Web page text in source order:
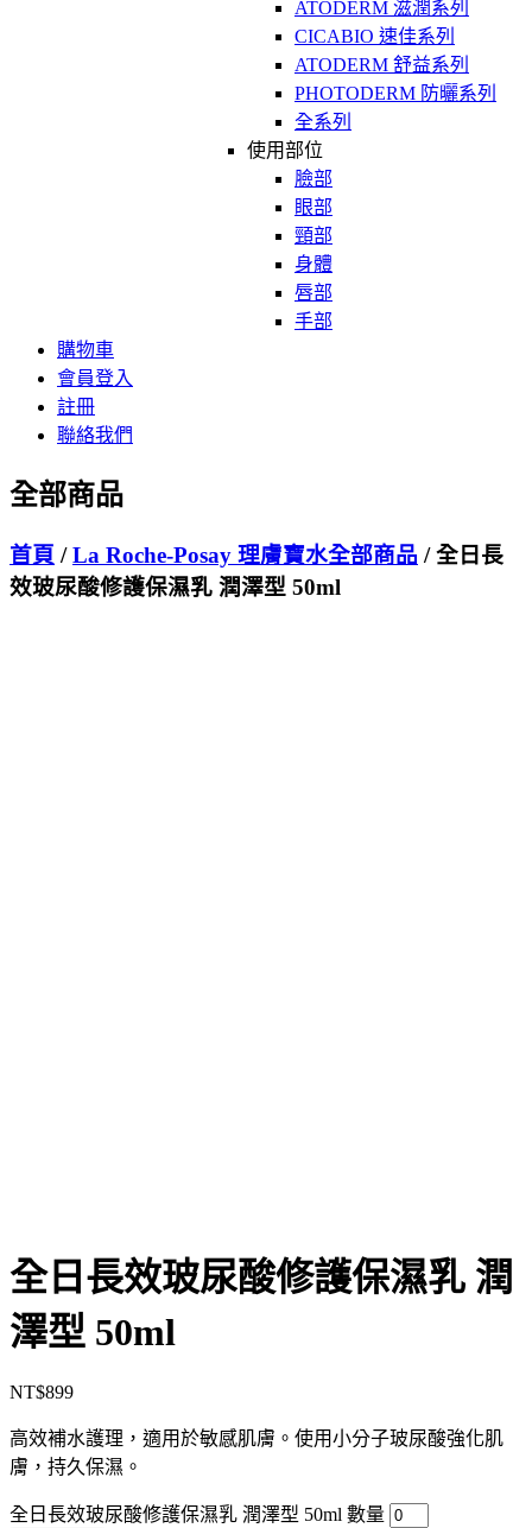
ATODERM 滋潤系列
CICABIO 速佳系列
ATODERM 舒益系列
PHOTODERM 防曬系列
全系列
使用部位
臉部
眼部
頸部
身體
唇部
手部
購物車
會員登入
註冊
聯絡我們
全部商品
首頁 /La Roche-Posay 理膚寶水全部商品 / 全日長
效玻尿酸修護保濕乳 潤澤型 50ml
全日長效玻尿酸修護保濕乳 潤
澤型 50ml
NT$899
高效補水護理，適用於敏感肌膚。使用小分子玻尿酸強化肌
膚，持久保濕。
全日長效玻尿酸修護保濕乳 潤澤型 50ml 數量